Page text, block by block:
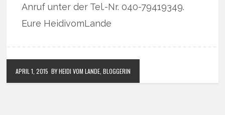
Anruf unter der Tel.-Nr. 040-79419349.
Eure HeidivomLande
APRIL 1, 2015 BY HEIDI VOM LANDE, BLOGGERIN